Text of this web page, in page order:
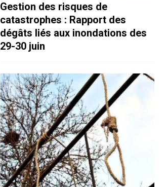
Gestion des risques de
catastrophes : Rapport des
dégâts liés aux inondations des
29-30 juin